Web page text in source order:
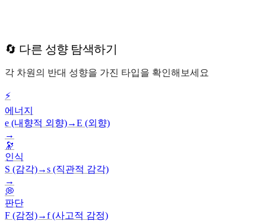
🔄 다른 성향 탐색하기
각 차원의 반대 성향을 가진 타입을 확인해보세요
⚡
에너지
e (내향적 외향)→E (외향)
→
🔭
인식
S (감각)→s (직관적 감각)
→
💭
판단
F (감정)→f (사고적 감정)